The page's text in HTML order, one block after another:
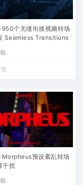
个无缝衔接视频转场
Seamless Transitions
Morpheus预设紊乱转场
干扰